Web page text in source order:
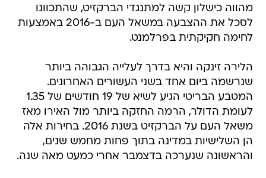
מהווה כישלון קשה למתנגדי הברקזיט, שהתכוונו
לסכל את ההצבעה במשאל העם ב-2016 באמצעות
לחימה חקיקתית בפרלמנט.
הלירה זינקה והיא בדרך לעלייה הגבוהה ביותר
שנרשמה ביום אחד בשני העשורים האחרונים.
המטבע הבריטי הגיע לשיא של 19 חודשים של 1.35
לעומת הדולר, הרמה החזקה ביותר מול האירו מאז
משאל העם על הברקזיט בשנת 2016. בחירות אלה
הן השלישיות במדינה בתוך פחות מחמש שנים,
והראשונה שנערכה בדצמבר אחרי כמעט מאה שנה.